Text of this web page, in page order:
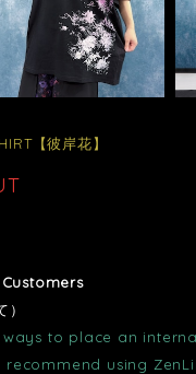
【彼岸花】
to place an
using